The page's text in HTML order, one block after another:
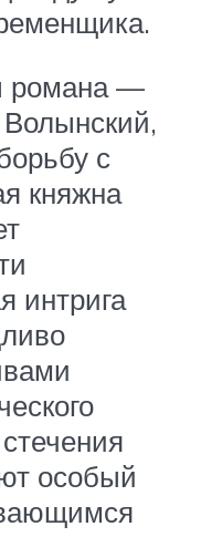
романа —
с
княжна
интрига
особый